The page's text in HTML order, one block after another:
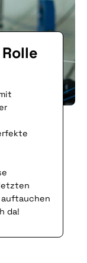
auftauchen
da!